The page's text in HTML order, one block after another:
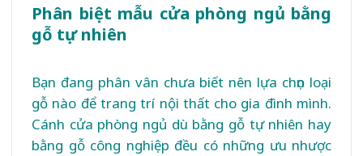
Phân biệt mẫu cửa phòng ngủ bằng
gỗ tự nhiên
Bạn đang phân vân chưa biết nên lựa chọn loại
gỗ nào để trang trí nội thất cho gia đình mình.
Cánh cửa phòng ngủ dù bằng gỗ tự nhiên hay
bằng gỗ công nghiệp đều có những ưu nhược